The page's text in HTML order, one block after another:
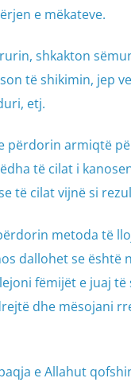
e mëkateve.
shkakton
të shikimin, jep
etj.
përdorin armiqtë
të cilat i
të cilat vijnë si
metoda të
dallohet se është
fëmijët e juaj
dhe mësojani
e Allahut